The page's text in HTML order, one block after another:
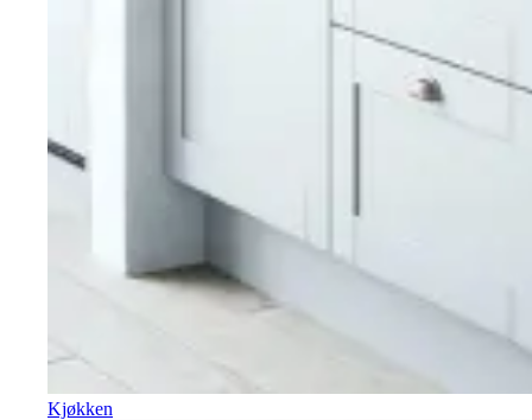
Kjøkken